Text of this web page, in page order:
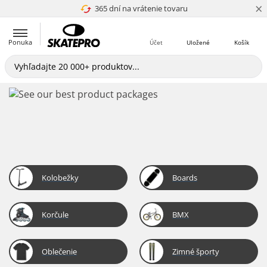
365 dní na vrátenie tovaru
4.8 z 5 ×
Ponuka Košík
Uložené
Účet
Kolobežky Boards
Korčule BMX
Oblečenie Zimné športy